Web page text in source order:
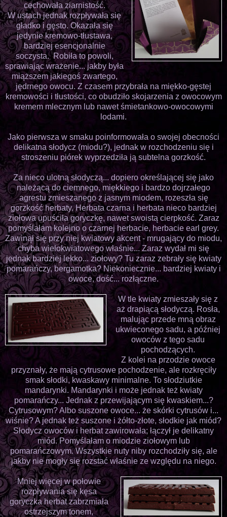
cechowała ziarnistość.
W ustach jednak rozpływała się
gładko i gęsto. Okazała się
jedynie kremowo-tłustawa,
bardziej esencjonalnie
soczysta. Robiła to powoli,
sprawiając wrażenie... jakby była
miąższem jakiegoś zwartego,
jędrnego owocu. Z czasem przybrała na miękko-gęstej
kremowości i tłustości, co obudziło skojarzenia z owocowym
kremem mlecznym lub nawet śmietankowo-owocowymi
lodami.
Jako pierwsza w smaku poinformowała o swojej obecności
delikatna słodycz (miodu?), jednak w rozchodzeniu się i
stroszeniu piórek wyprzedziła ją subtelna gorzkość.
Za nieco ulotną słodyczą... dopiero określającej się jako
należącą do ciemnego, miękkiego i bardzo dojrzałego
agrestu zmieszanego z jasnym miodem, rozeszła się
gorzkość herbaty. Herbata czarna i herbata nieco bardziej
ziołowa upuściła goryczkę, nawet swoistą cierpkość. Zaraz
pomyślałam kolejno o czarnej herbacie, herbacie earl grey.
Zawinął się przy niej kwiatowy akcent - mrugający do miodu,
chyba wielokwiatowego właśnie... Zaraz wydał mi się
jednak bardziej lekko... ziołowy? Tu zaraz zebrały się kwiaty
pomarańczy, bergamotka? Niekoniecznie... bardziej kwiaty i
owoce, dość... rozłączne.
W tle kwiaty zmieszały się z
aż drapiącą słodyczą. Rosła,
malując przede mną obraz
ukwieconego sadu, a później
owoców z tego sadu
pochodzących.
Z kolei na przodzie owoce
przyznały, że mają cytrusowe pochodzenie, ale rozkręciły
smak słodki, kwaskawy minimalne. To słodziutkie
mandarynki. Mandarynki i może jednak też kwiaty
pomarańczy... Jednak z przewijającym się kwaskiem...?
Cytrusowym? Albo suszone owoce... że skórki cytrusów i...
wiśnie? A jednak też suszone i żółto-złote, słodkie jak miód?
Słodycz owoców i herbat zawirowała; łączył je delikatny
miód. Pomyślałam o miodzie ziołowym lub
pomarańczowym. Wszystkie nuty niby rozchodziły się, ale
jakby nie mogły się rozstać właśnie ze względu na niego.
Mniej więcej w połowie
rozpływania się kęsa
goryczka herbat zabrzmiała
ostrzejszym tonem,